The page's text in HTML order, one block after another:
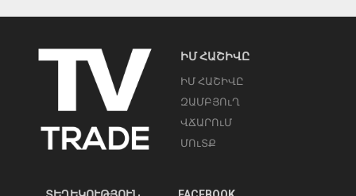
ԻՄ ՀԱՇԻՎԸ
ԻՄ ՀԱՇԻՎԸ
ԶԱՄԲՅՈւՂ
ՎՃԱՐՈւՄ
ՄՈւՏՔ